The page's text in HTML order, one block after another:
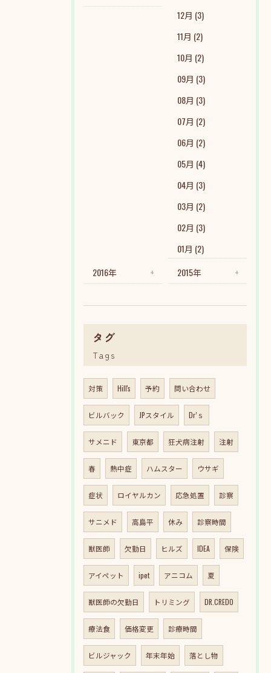
12月 (3)
11月 (2)
10月 (2)
09月 (3)
08月 (3)
07月 (2)
06月 (2)
05月 (4)
04月 (3)
03月 (2)
02月 (3)
01月 (2)
2016年
2015年
タグ
Tags
対策 Hill's 予約 問い合わせ
ビルバック JPスタイル Dr’ｓ
サメニド 東京都 狂犬病注射 注射
春 熱中症 ハムスター ウサギ
症状 ロイヤルカン 応急処置 診察
サニメド 高島平 休み 診察時間
獣医師 欠勤日 ヒルズ IDEA 保険
アイペット ipet アニコム 夏
獣医師の欠勤日 トリミング DR.CREDO
療法食 価格変更 診療時間
ビルジャック 年末年始 落とし物